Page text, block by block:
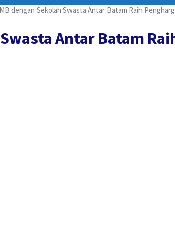
dengan Sekolah Swasta Antar Batam Raih
Antar Batam